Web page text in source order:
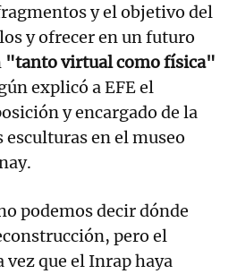
y el objetivo del
y ofrecer en un futuro
"tanto virtual como física"
explicó a EFE el
y encargado de la
esculturas en el museo
podemos decir dónde
pero el
vez que el Inrap haya